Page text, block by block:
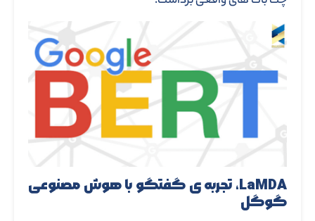
LaMDA، تجربه ی گفتگو با هوش مصنوعی
گوگل